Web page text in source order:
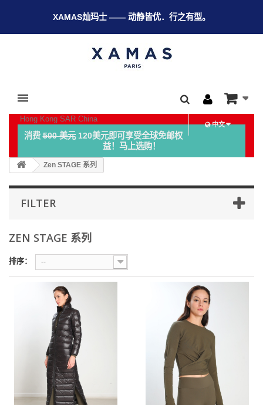
XAMAS灿玛士 —— 动静皆优．行之有型。
Hong Kong SAR China
中文
消费500 美元120美元即可享受全球免邮权
益！马上选购！
Zen STAGE 系列
FILTER
ZEN STAGE 系列
排序： --